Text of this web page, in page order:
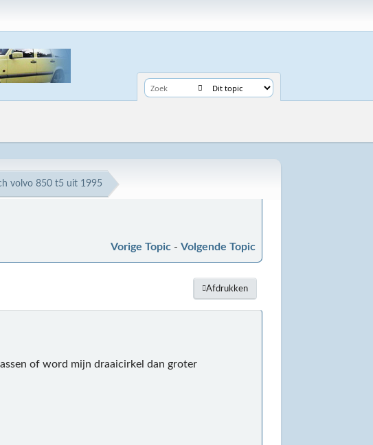
volvo 850 t5 uit 1995
Vorige Topic- Volgende Topic
Afdrukken
of word mijn draaicirkel dan groter